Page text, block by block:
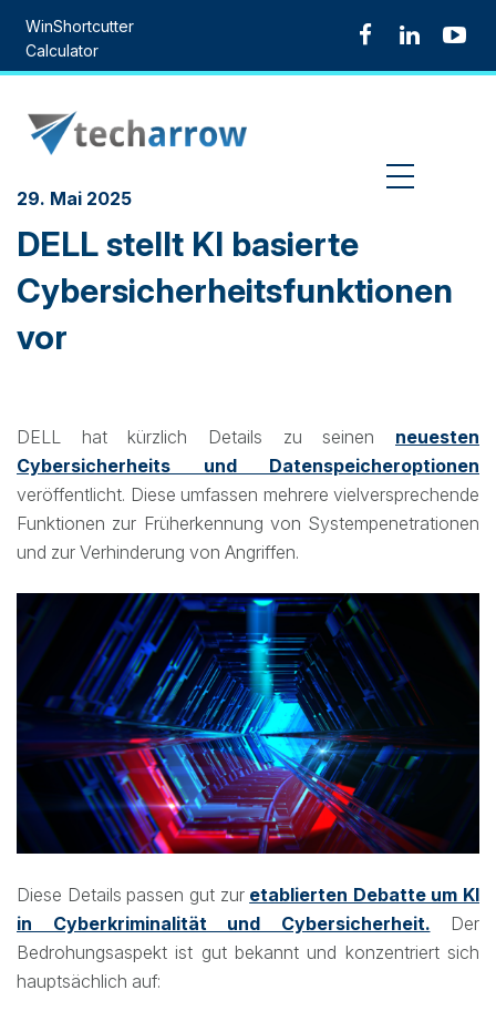
content
WinShortcutter
Calculator
29. Mai 2025
DELL stellt KI basierte
Cybersicherheitsfunktionen
vor
DELL hat kürzlich Details zu seinen neuesten
Cybersicherheits und Datenspeicheroptionen
veröffentlicht. Diese umfassen mehrere vielversprechende
Funktionen zur Früherkennung von Systempenetrationen
und zur Verhinderung von Angriffen.
Diese Details passen gut zur etablierten Debatte um KI
in Cyberkriminalität und Cybersicherheit. Der
Bedrohungsaspekt ist gut bekannt und konzentriert sich
hauptsächlich auf: